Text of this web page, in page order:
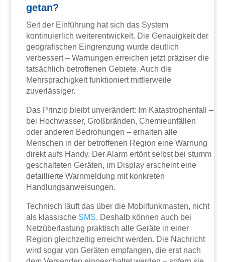
getan?
Seit der Einführung hat sich das System
kontinuierlich weiterentwickelt. Die Genauigkeit der
geografischen Eingrenzung wurde deutlich
verbessert – Warnungen erreichen jetzt präziser die
tatsächlich betroffenen Gebiete. Auch die
Mehrsprachigkeit funktioniert mittlerweile
zuverlässiger.
Das Prinzip bleibt unverändert: Im Katastrophenfall –
bei Hochwasser, Großbränden, Chemieunfällen
oder anderen Bedrohungen – erhalten alle
Menschen in der betroffenen Region eine Warnung
direkt aufs Handy. Der Alarm ertönt selbst bei stumm
geschalteten Geräten, im Display erscheint eine
detaillierte Warnmeldung mit konkreten
Handlungsanweisungen.
Technisch läuft das über die Mobilfunkmasten, nicht
als klassische SMS. Deshalb können auch bei
Netzüberlastung praktisch alle Geräte in einer
Region gleichzeitig erreicht werden. Die Nachricht
wird sogar von Geräten empfangen, die erst nach